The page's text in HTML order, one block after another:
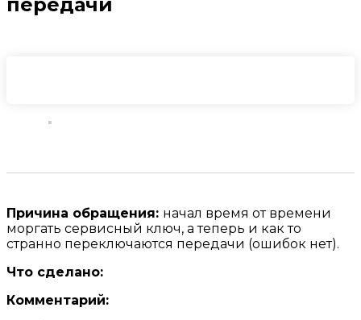
передачи
Причина обращения: начал время от времени
моргать сервисный ключ, а теперь и как то
странно переключаются передачи (ошибок нет).
Что сделано:
Комментарий: